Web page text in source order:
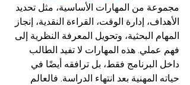
مجموعة من المهارات الأساسية، مثل تحديد
الأهداف، إدارة الوقت، القراءة النقدية، إنجاز
المهام البحثية، وتحويل المعرفة النظرية إلى
فهم عملي. هذه المهارات لا تفيد الطالب
داخل البرنامج فقط، بل ترافقه أيضًا في
حياته المهنية بعد انتهاء الدراسة. فالعالم